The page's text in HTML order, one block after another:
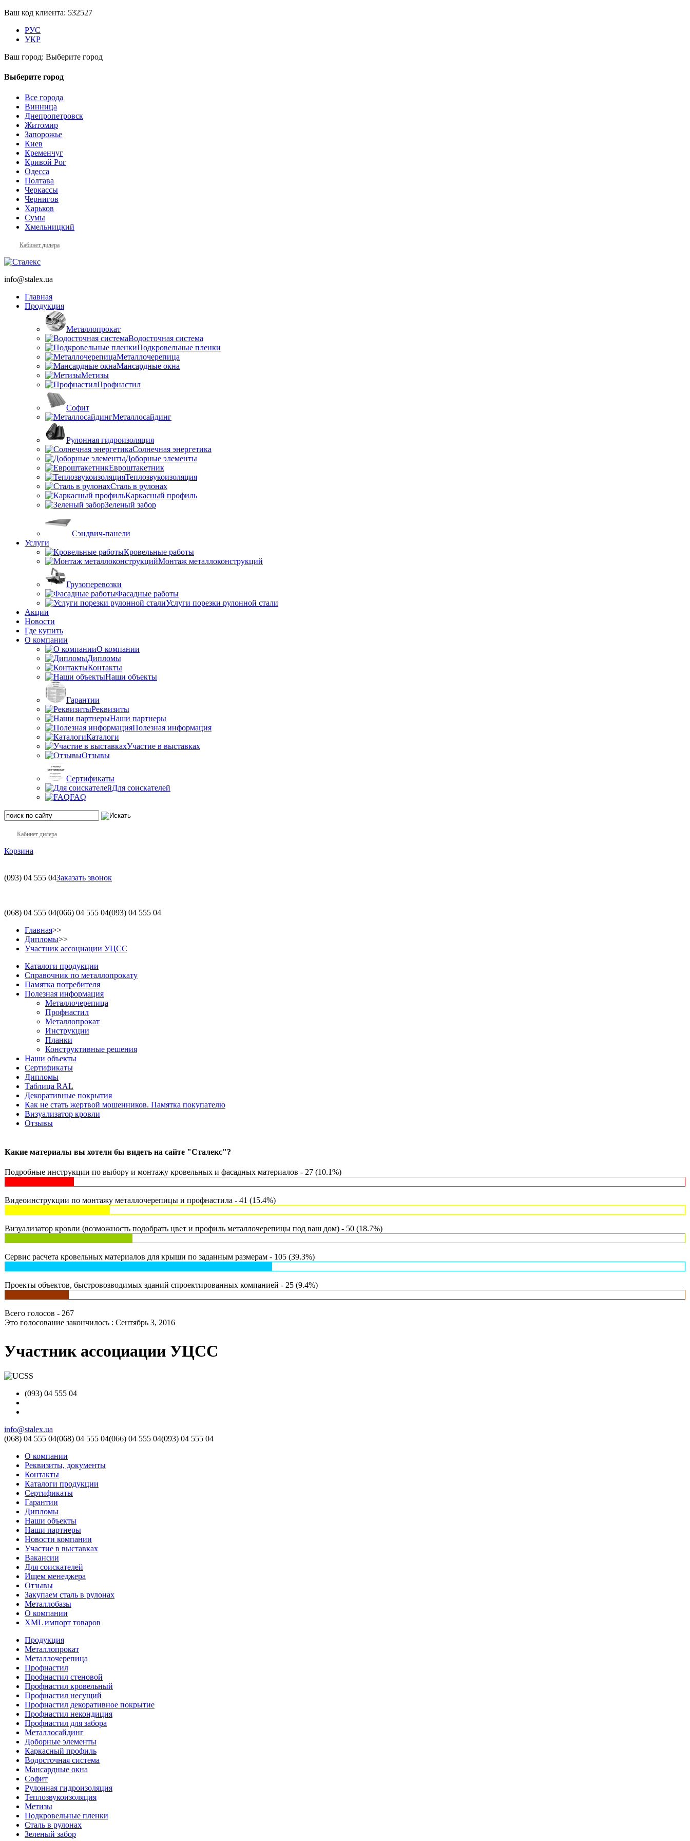
Ваш код клиента: 532527
РУС
УКР
Ваш город: Выберите город
Выберите город
Все города
Винница
Днепропетровск
Житомир
Запорожье
Киев
Кременчуг
Кривой Рог
Одесса
Полтава
Черкассы
Чернигов
Харьков
Сумы
Хмельницкий
Кабинет дилера
info@stalex.ua
Главная
Продукция
Металлопрокат
Водосточная система
Подкровельные пленки
Металлочерепица
Мансардные окна
Метизы
Профнастил
Софит
Металлосайдинг
Рулонная гидроизоляция
Солнечная энергетика
Доборные элементы
Евроштакетник
Теплозвукоизоляция
Сталь в рулонах
Каркасный профиль
Зеленый забор
Сэндвич-панели
Услуги
Кровельные работы
Монтаж металлоконструкций
Грузоперевозки
Фасадные работы
Услуги порезки рулонной стали
Акции
Новости
Где купить
О компании
О компании
Дипломы
Контакты
Наши объекты
Гарантии
Реквизиты
Наши партнеры
Полезная информация
Каталоги
Участие в выставках
Отзывы
Сертификаты
Для соискателей
FAQ
Кабинет дилера
Корзина
(093) 04 555 04Заказать звонок
(068) 04 555 04(066) 04 555 04(093) 04 555 04
Главная>>
Дипломы>>
Участник ассоциации УЦСС
Каталоги продукции
Справочник по металлопрокату
Памятка потребителя
Полезная информация
Металлочерепица
Профнастил
Металлопрокат
Инструкции
Планки
Конструктивные решения
Наши объекты
Сертификаты
Дипломы
Таблица RAL
Декоративные покрытия
Как не стать жертвой мошенников. Памятка покупателю
Визуализатор кровли
Отзывы
Какие материалы вы хотели бы видеть на сайте "Сталекс"?
Подробные инструкции по выбору и монтажу кровельных и фасадных материалов - 27 (10.1%)
Видеоинструкции по монтажу металлочерепицы и профнастила - 41 (15.4%)
Визуализатор кровли (возможность подобрать цвет и профиль металлочерепицы под ваш дом) - 50 (18.7%)
Сервис расчета кровельных материалов для крыши по заданным размерам - 105 (39.3%)
Проекты объектов, быстровозводимых зданий спроектированных компанией - 25 (9.4%)
Всего голосов - 267
Это голосование закончилось : Сентябрь 3, 2016
Участник ассоциации УЦСС
(093) 04 555 04
info@stalex.ua
(068) 04 555 04(068) 04 555 04(066) 04 555 04(093) 04 555 04
О компании
Реквизиты, документы
Контакты
Каталоги продукции
Сертификаты
Гарантии
Дипломы
Наши объекты
Наши партнеры
Новости компании
Участие в выставках
Вакансии
Для соискателей
Ищем менеджера
Отзывы
Закупаем сталь в рулонах
Металлобазы
О компании
XML импорт товаров
Продукция
Металлопрокат
Металлочерепица
Профнастил
Профнастил стеновой
Профнастил кровельный
Профнастил несущий
Профнастил декоративное покрытие
Профнастил некондиция
Профнастил для забора
Металлосайдинг
Доборные элементы
Каркасный профиль
Водосточная система
Мансардные окна
Софит
Рулонная гидроизоляция
Теплозвукоизоляция
Метизы
Подкровельные пленки
Сталь в рулонах
Зеленый забор